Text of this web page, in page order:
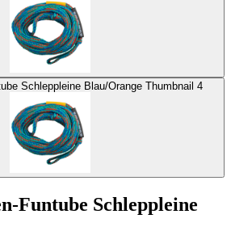
Jobe 4-Personen-Funtube Schleppleine Blau/Orange Thumbnail 4
Funtube Schleppleine